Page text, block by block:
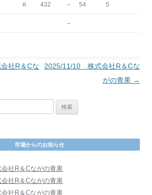
Ｋ 432 – 54 5
–
社R＆Cな
2025/11/10 株式会社R＆Cな
がの青果 →
市場からのお知らせ
社R＆Cながの青果
社R＆Cながの青果
社R＆Cながの青果